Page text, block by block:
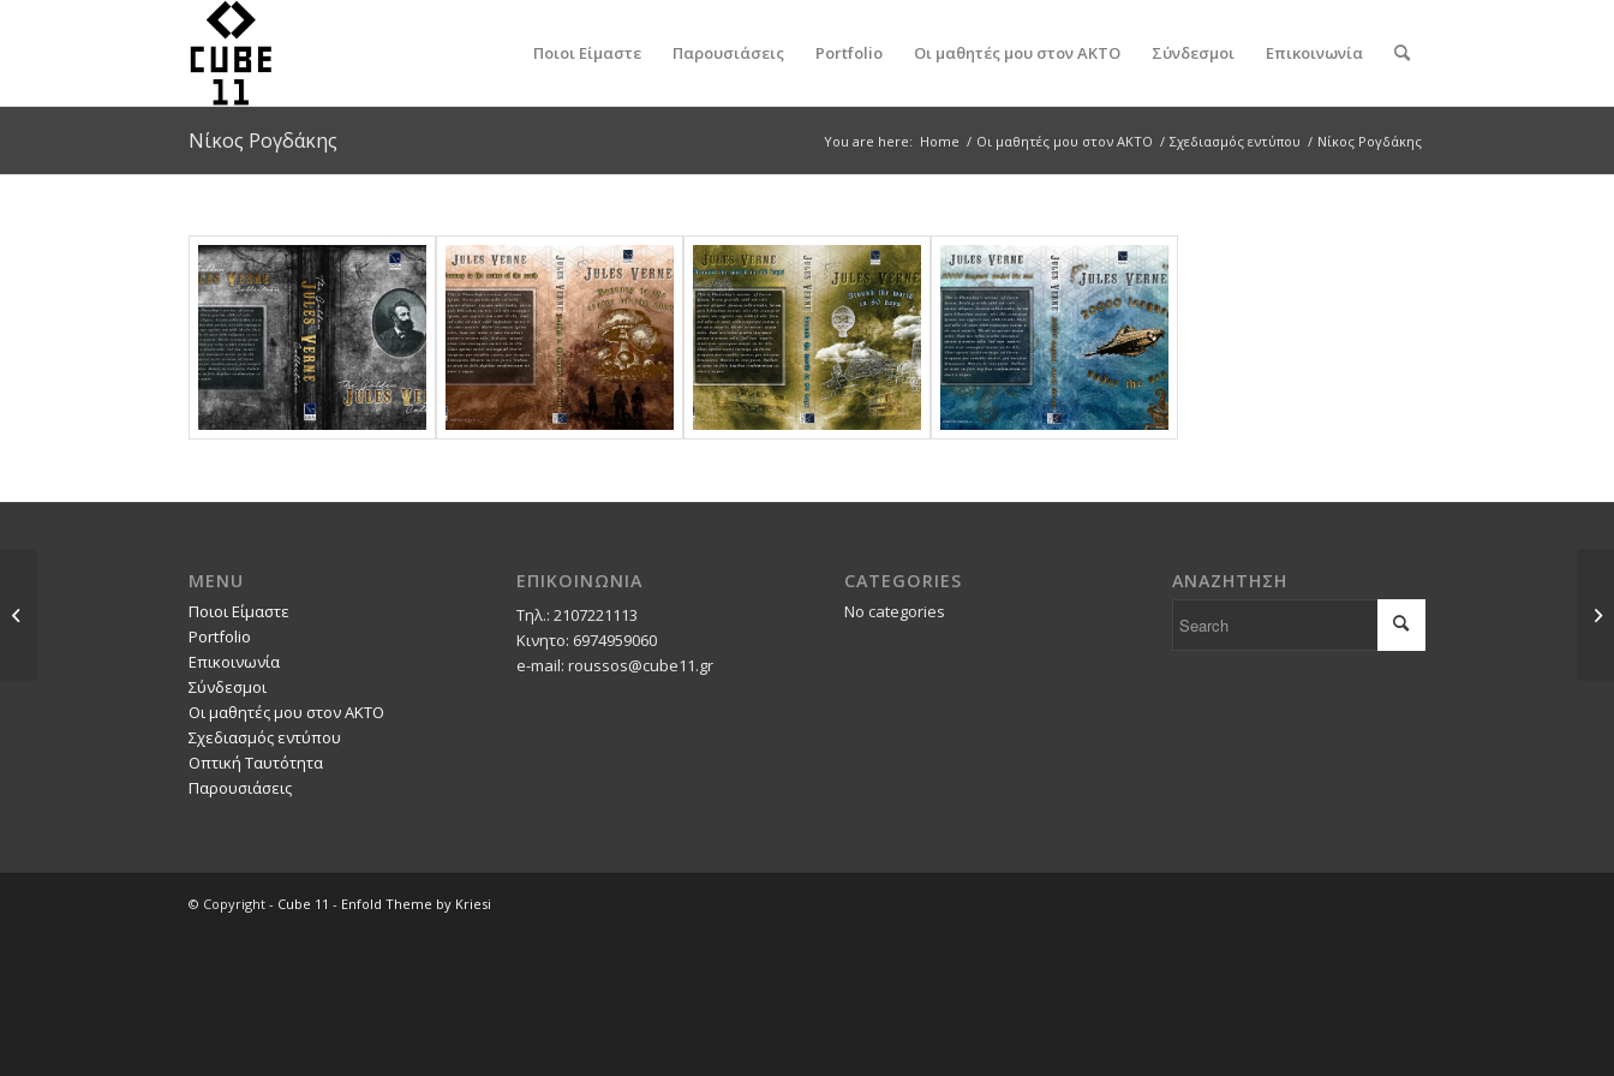
Ποιοι Είμαστε Παρουσιάσεις Portfolio Οι μαθητές μου στον ΑΚΤΟ Σύνδεσμοι Επικοινωνία
Νίκος Ρογδάκης You are here: Home / Οι μαθητές μου στον ΑΚΤΟ / Σχεδιασμός εντύπου / Νίκος Ρογδάκης
MENU
Ποιοι Είμαστε
Portfolio
Επικοινωνία
Σύνδεσμοι
Οι μαθητές μου στον ΑΚΤΟ
Σχεδιασμός εντύπου
Οπτική Ταυτότητα
Παρουσιάσεις
ΕΠΙΚΟΙΝΩΝΙΑ
Τηλ.: 2107221113
Κινητο: 6974959060
e-mail: roussos@cube11.gr
CATEGORIES
No categories
ΑΝΑΖΗΤΗΣΗ
© Copyright - Cube 11 - Enfold Theme by Kriesi